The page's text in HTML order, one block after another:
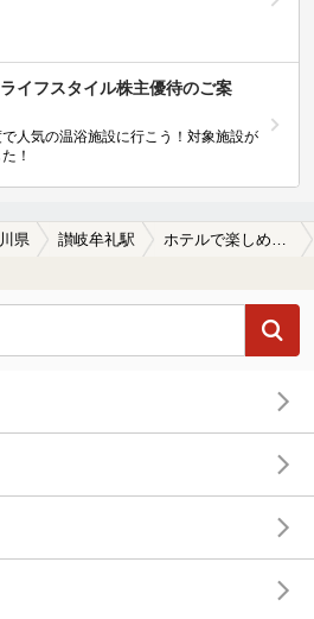
ライフスタイル株主優待のご案
人気の温浴施設に行こう！対象施設が
！
県 讃岐牟礼駅 ホテルで楽しめる讃岐牟礼駅近くの温泉、日帰り温泉、スーパー銭湯おすすめ